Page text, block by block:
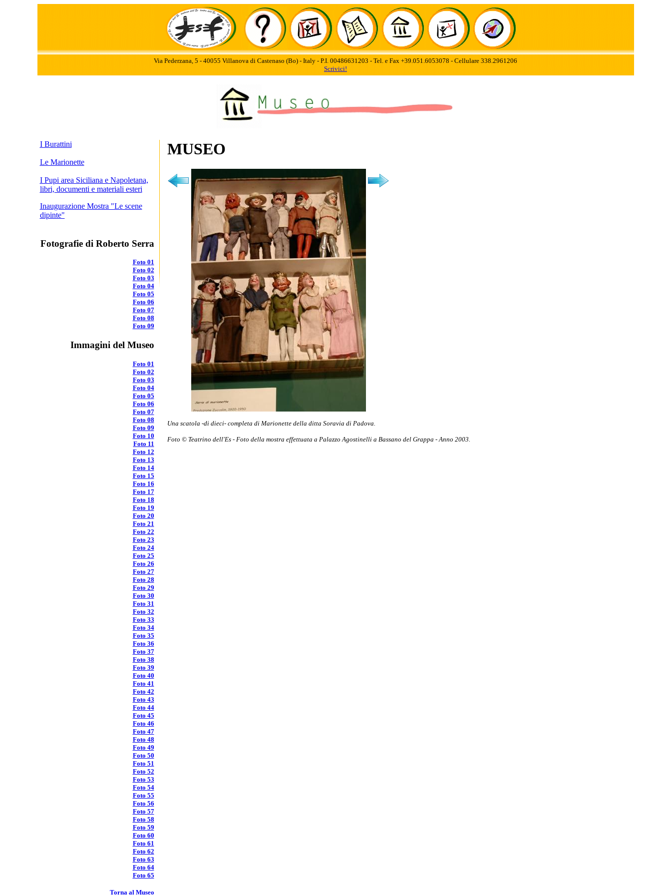
Via Pederzana, 5 - 40055 Villanova di Castenaso (Bo) - Italy - P.I. 00486631203 - Tel. e Fax +39.051.6053078 - Cellulare 338.2961206
Scrivici!
I Burattini
Le Marionette
I Pupi area Siciliana e Napoletana,
libri, documenti e materiali esteri
Inaugurazione Mostra "Le scene
dipinte"
Fotografie di Roberto Serra
Foto 01
Foto 02
Foto 03
Foto 04
Foto 05
Foto 06
Foto 07
Foto 08
Foto 09
Immagini del Museo
Foto 01
Foto 02
Foto 03
Foto 04
Foto 05
Foto 06
Foto 07
Foto 08
Foto 09
Foto 10
Foto 11
Foto 12
Foto 13
Foto 14
Foto 15
Foto 16
Foto 17
Foto 18
Foto 19
Foto 20
Foto 21
Foto 22
Foto 23
Foto 24
Foto 25
Foto 26
Foto 27
Foto 28
Foto 29
Foto 30
Foto 31
Foto 32
Foto 33
Foto 34
Foto 35
Foto 36
Foto 37
Foto 38
Foto 39
Foto 40
Foto 41
Foto 42
Foto 43
Foto 44
Foto 45
Foto 46
Foto 47
Foto 48
Foto 49
Foto 50
Foto 51
Foto 52
Foto 53
Foto 54
Foto 55
Foto 56
Foto 57
Foto 58
Foto 59
Foto 60
Foto 61
Foto 62
Foto 63
Foto 64
Foto 65
Torna al Museo
MUSEO
Una scatola -di dieci- completa di Marionette della ditta Soravia di Padova.
Foto © Teatrino dell'Es - Foto della mostra effettuata a Palazzo Agostinelli a Bassano del Grappa - Anno 2003.